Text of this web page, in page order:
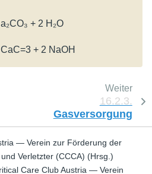
+ 2 H₂O
+ 2 NaOH
Weiter
16.2.3.
Gasversorgung
— Verein zur Förderung der
Verletzter (CCCA) (Hrsg.)
Care Club Austria — Verein